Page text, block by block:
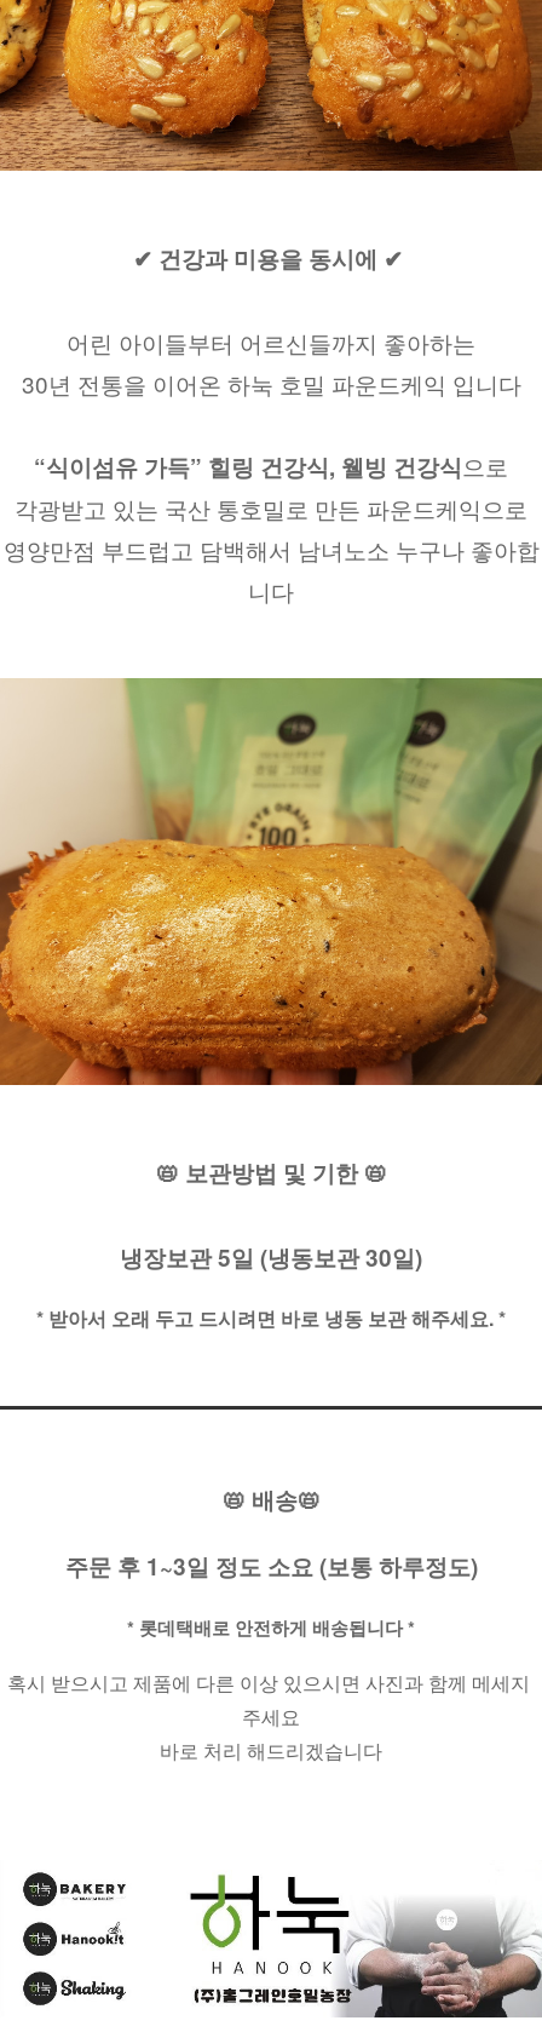
✔ 건강과 미용을 동시에 ✔
어린 아이들부터 어르신들까지 좋아하는
30년 전통을 이어온 하눅 호밀 파운드케익 입니다
“식이섬유 가득” 힐링 건강식, 웰빙 건강식으로
각광받고 있는 국산 통호밀로 만든 파운드케익으로
영양만점 부드럽고 담백해서 남녀노소 누구나 좋아합
니다
📛 보관방법 및 기한 📛
냉장보관 5일 (냉동보관 30일)
* 받아서 오래 두고 드시려면 바로 냉동 보관 해주세요. *
📛 배송📛
주문 후 1~3일 정도 소요 (보통 하루정도)
* 롯데택배로 안전하게 배송됩니다 *
혹시 받으시고 제품에 다른 이상 있으시면 사진과 함께 메세지
주세요
바로 처리 해드리겠습니다